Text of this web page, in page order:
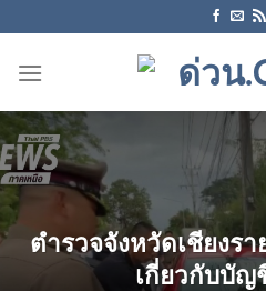
ไป
ตำรวจจังหวัดเชียงร
เกี่ยวกับบั